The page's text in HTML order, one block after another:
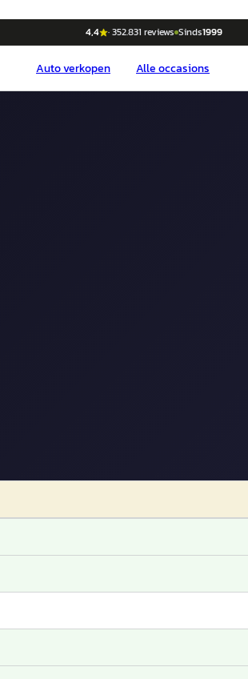
4,4 ·352.831 reviews Sinds1999
Autoverkopen Alle occasions